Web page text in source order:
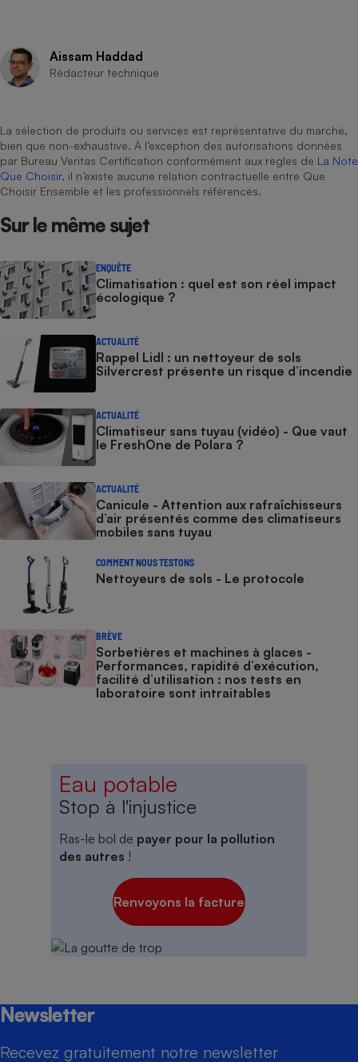
Aissam Haddad
Rédacteur technique
La sélection de produits ou services est représentative du marché,
bien que non-exhaustive. À l’exception des autorisations données
par Bureau Veritas Certification conformément aux règles de La Note
Que Choisir, il n’existe aucune relation contractuelle entre Que
Choisir Ensemble et les professionnels référencés.
Sur le même sujet
ENQUÊTE
Climatisation : quel est son réel impact
écologique ?
ACTUALITÉ
Rappel Lidl : un nettoyeur de sols
Silvercrest présente un risque d’incendie
ACTUALITÉ
Climatiseur sans tuyau (vidéo) - Que vaut
le FreshOne de Polara ?
ACTUALITÉ
Canicule - Attention aux rafraîchisseurs
d’air présentés comme des climatiseurs
mobiles sans tuyau
COMMENT NOUS TESTONS
Nettoyeurs de sols - Le protocole
BRÈVE
Sorbetières et machines à glaces​​​​​​ -
Performances, rapidité d’exécution,
facilité d’utilisation : nos tests en
laboratoire sont intraitables
Eau potable
Stop à l'injustice
Ras-le bol de payer pour la pollution
des autres !
Renvoyons la facture
Newsletter
Recevez gratuitement notre newsletter